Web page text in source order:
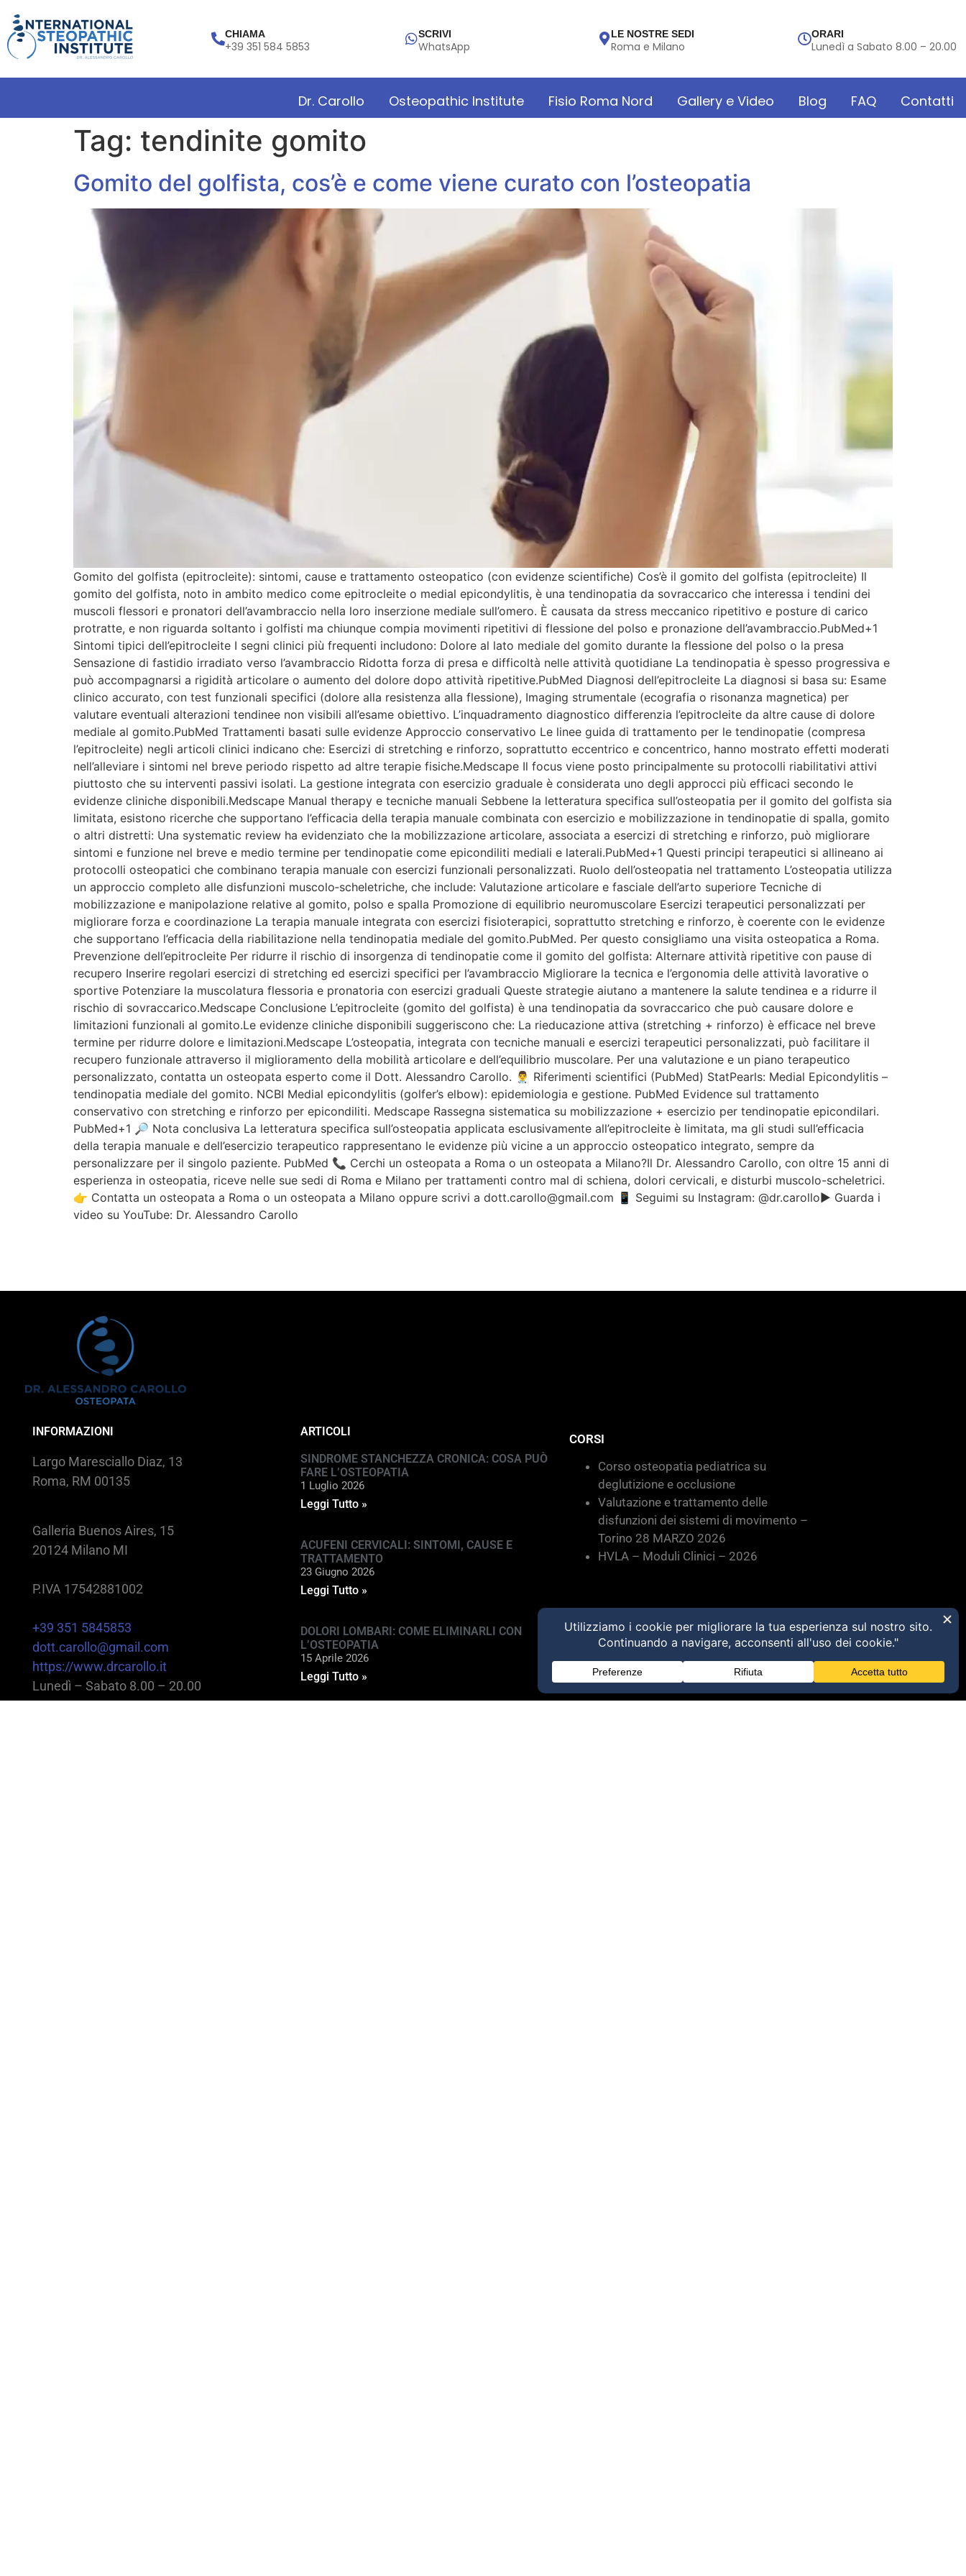
CHIAMA
+39 351 584 5853
SCRIVI
WhatsApp
LE NOSTRE SEDI
Roma e Milano
ORARI
Lunedì a Sabato 8.00 – 20.00
Dr. Carollo Osteopathic Institute Fisio Roma Nord Gallery e Video Blog FAQ Contatti
Tag: tendinite gomito
Gomito del golfista, cos’è e come viene curato con l’osteopatia
Gomito del golfista (epitrocleite): sintomi, cause e trattamento osteopatico (con evidenze scientifiche) Cos’è il gomito del golfista (epitrocleite) Il
gomito del golfista, noto in ambito medico come epitrocleite o medial epicondylitis, è una tendinopatia da sovraccarico che interessa i tendini dei
muscoli flessori e pronatori dell’avambraccio nella loro inserzione mediale sull’omero. È causata da stress meccanico ripetitivo e posture di carico
protratte, e non riguarda soltanto i golfisti ma chiunque compia movimenti ripetitivi di flessione del polso e pronazione dell’avambraccio.PubMed+1
Sintomi tipici dell’epitrocleite I segni clinici più frequenti includono: Dolore al lato mediale del gomito durante la flessione del polso o la presa
Sensazione di fastidio irradiato verso l’avambraccio Ridotta forza di presa e difficoltà nelle attività quotidiane La tendinopatia è spesso progressiva e
può accompagnarsi a rigidità articolare o aumento del dolore dopo attività ripetitive.PubMed Diagnosi dell’epitrocleite La diagnosi si basa su: Esame
clinico accurato, con test funzionali specifici (dolore alla resistenza alla flessione), Imaging strumentale (ecografia o risonanza magnetica) per
valutare eventuali alterazioni tendinee non visibili all’esame obiettivo. L’inquadramento diagnostico differenzia l’epitrocleite da altre cause di dolore
mediale al gomito.PubMed Trattamenti basati sulle evidenze Approccio conservativo Le linee guida di trattamento per le tendinopatie (compresa
l’epitrocleite) negli articoli clinici indicano che: Esercizi di stretching e rinforzo, soprattutto eccentrico e concentrico, hanno mostrato effetti moderati
nell’alleviare i sintomi nel breve periodo rispetto ad altre terapie fisiche.Medscape Il focus viene posto principalmente su protocolli riabilitativi attivi
piuttosto che su interventi passivi isolati. La gestione integrata con esercizio graduale è considerata uno degli approcci più efficaci secondo le
evidenze cliniche disponibili.Medscape Manual therapy e tecniche manuali Sebbene la letteratura specifica sull’osteopatia per il gomito del golfista sia
limitata, esistono ricerche che supportano l’efficacia della terapia manuale combinata con esercizio e mobilizzazione in tendinopatie di spalla, gomito
o altri distretti: Una systematic review ha evidenziato che la mobilizzazione articolare, associata a esercizi di stretching e rinforzo, può migliorare
sintomi e funzione nel breve e medio termine per tendinopatie come epicondiliti mediali e laterali.PubMed+1 Questi principi terapeutici si allineano ai
protocolli osteopatici che combinano terapia manuale con esercizi funzionali personalizzati. Ruolo dell’osteopatia nel trattamento L’osteopatia utilizza
un approccio completo alle disfunzioni muscolo‑scheletriche, che include: Valutazione articolare e fasciale dell’arto superiore Tecniche di
mobilizzazione e manipolazione relative al gomito, polso e spalla Promozione di equilibrio neuromuscolare Esercizi terapeutici personalizzati per
migliorare forza e coordinazione La terapia manuale integrata con esercizi fisioterapici, soprattutto stretching e rinforzo, è coerente con le evidenze
che supportano l’efficacia della riabilitazione nella tendinopatia mediale del gomito.PubMed. Per questo consigliamo una visita osteopatica a Roma.
Prevenzione dell’epitrocleite Per ridurre il rischio di insorgenza di tendinopatie come il gomito del golfista: Alternare attività ripetitive con pause di
recupero Inserire regolari esercizi di stretching ed esercizi specifici per l’avambraccio Migliorare la tecnica e l’ergonomia delle attività lavorative o
sportive Potenziare la muscolatura flessoria e pronatoria con esercizi graduali Queste strategie aiutano a mantenere la salute tendinea e a ridurre il
rischio di sovraccarico.Medscape Conclusione L’epitrocleite (gomito del golfista) è una tendinopatia da sovraccarico che può causare dolore e
limitazioni funzionali al gomito.Le evidenze cliniche disponibili suggeriscono che: La rieducazione attiva (stretching + rinforzo) è efficace nel breve
termine per ridurre dolore e limitazioni.Medscape L’osteopatia, integrata con tecniche manuali e esercizi terapeutici personalizzati, può facilitare il
recupero funzionale attraverso il miglioramento della mobilità articolare e dell’equilibrio muscolare. Per una valutazione e un piano terapeutico
personalizzato, contatta un osteopata esperto come il Dott. Alessandro Carollo. 👨‍⚕️ Riferimenti scientifici (PubMed) StatPearls: Medial Epicondylitis –
tendinopatia mediale del gomito. NCBI Medial epicondylitis (golfer’s elbow): epidemiologia e gestione. PubMed Evidence sul trattamento
conservativo con stretching e rinforzo per epicondiliti. Medscape Rassegna sistematica su mobilizzazione + esercizio per tendinopatie epicondilari.
PubMed+1 🔎 Nota conclusiva La letteratura specifica sull’osteopatia applicata esclusivamente all’epitrocleite è limitata, ma gli studi sull’efficacia
della terapia manuale e dell’esercizio terapeutico rappresentano le evidenze più vicine a un approccio osteopatico integrato, sempre da
personalizzare per il singolo paziente. PubMed 📞 Cerchi un osteopata a Roma o un osteopata a Milano?Il Dr. Alessandro Carollo, con oltre 15 anni di
esperienza in osteopatia, riceve nelle sue sedi di Roma e Milano per trattamenti contro mal di schiena, dolori cervicali, e disturbi muscolo-scheletrici.
👉 Contatta un osteopata a Roma o un osteopata a Milano oppure scrivi a dott.carollo@gmail.com 📱 Seguimi su Instagram: @dr.carollo▶️ Guarda i
video su YouTube: Dr. Alessandro Carollo
INFORMAZIONI
Largo Maresciallo Diaz, 13
Roma, RM 00135
Galleria Buenos Aires, 15
20124 Milano MI
P.IVA 17542881002
+39 351 5845853
dott.carollo@gmail.com
https://www.drcarollo.it
Lunedì – Sabato 8.00 – 20.00
ARTICOLI
SINDROME STANCHEZZA CRONICA: COSA PUÒ
FARE L’OSTEOPATIA
1 Luglio 2026
Leggi Tutto »
ACUFENI CERVICALI: SINTOMI, CAUSE E
TRATTAMENTO
23 Giugno 2026
Leggi Tutto »
DOLORI LOMBARI: COME ELIMINARLI CON
L’OSTEOPATIA
15 Aprile 2026
Leggi Tutto »
CORSI
Corso osteopatia pediatrica su
deglutizione e occlusione
Valutazione e trattamento delle
disfunzioni dei sistemi di movimento –
Torino 28 MARZO 2026
HVLA – Moduli Clinici – 2026